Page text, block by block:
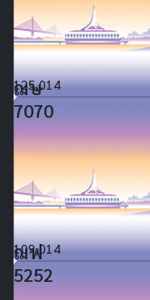
ฌษ
7070
125,014
ฌฟ
5252
109,014